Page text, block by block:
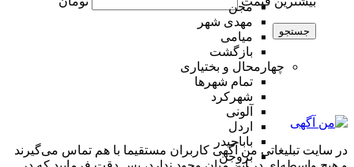
مجن
مهدی شهر
میامی
بازگشت
چهارمحال و بختیاری
تمام شهر‌ها
شهرکرد
آلونی
اردل
باباحیدر
بروجن
جستجو
در سایت تبلیغاتی من آگهی کاربران مستقیما با هم تماس می‌گیرند